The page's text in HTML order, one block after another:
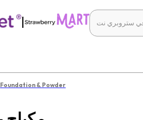
|
Foundation & Powder